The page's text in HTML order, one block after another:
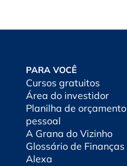
PARA VOCÊ
Cursos gratuitos
Área do investidor
Planilha de orçamento
pessoal
A Grana do Vizinho
Glossário de Finanças
Alexa